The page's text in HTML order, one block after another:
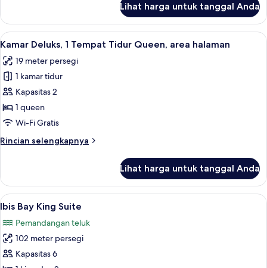
pemandangan
teluk
Kamar
Double
Deluks,
Tempat
Tidur
Double,
pemandangan
teluk
Lihat harga untuk tanggal Anda
Lihat
semua
foto
untuk
Kamar
Deluks,
1
Tidur
halaman
Seprai premium, bantalan ekstra
10
Kamar Deluks, 1 Tempat Tidur Queen, area halaman
19 meter persegi
1 kamar tidur
Kapasitas 2
1 queen
Wi-Fi Gratis
Rincian selengkapnya
Rincian
Kamar
Deluks,
1
Tempat
Tidur
Queen,
area
halaman
Lihat harga untuk tanggal Anda
Lihat
semua
foto
untuk
Ibis
Ibis Bay King Suite | Pemandangan
7
Ibis Bay King Suite
Pemandangan teluk
102 meter persegi
Kapasitas 6